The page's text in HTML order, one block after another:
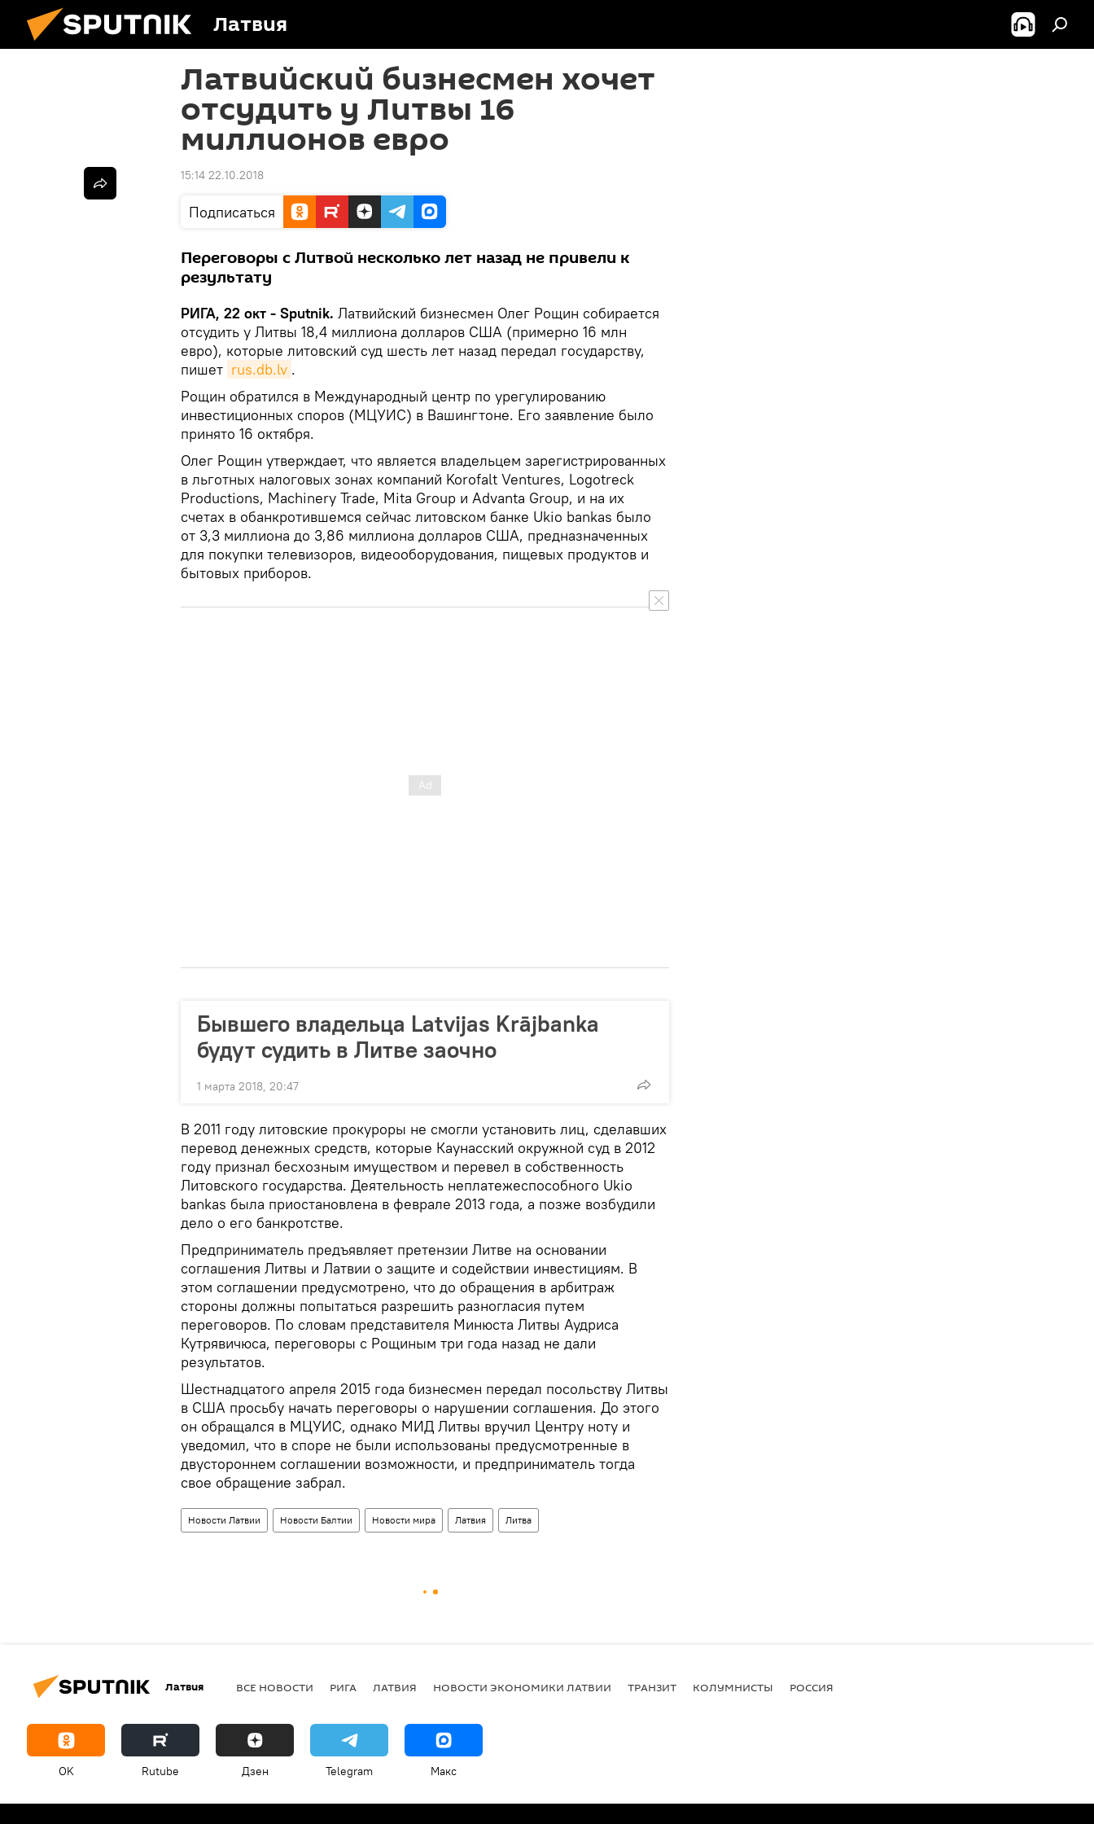
Латвия
Латвийский бизнесмен хочет
отсудить у Литвы 16
миллионов евро
15:14 22.10.2018
Подписаться
Переговоры с Литвой несколько лет назад не привели к
результату
РИГА, 22 окт - Sputnik. Латвийский бизнесмен Олег Рощин собирается
отсудить у Литвы 18,4 миллиона долларов США (примерно 16 млн
евро), которые литовский суд шесть лет назад передал государству,
пишет rus.db.lv .
Рощин обратился в Международный центр по урегулированию
инвестиционных споров (МЦУИС) в Вашингтоне. Его заявление было
принято 16 октября.
Олег Рощин утверждает, что является владельцем зарегистрированных
в льготных налоговых зонах компаний Korofalt Ventures, Logotreck
Productions, Machinery Trade, Mita Group и Advanta Group, и на их
счетах в обанкротившемся сейчас литовском банке Ukio bankas было
от 3,3 миллиона до 3,86 миллиона долларов США, предназначенных
для покупки телевизоров, видеооборудования, пищевых продуктов и
бытовых приборов.
Бывшего владельца Latvijas Krājbanka
будут судить в Литве заочно
1 марта 2018, 20:47
В 2011 году литовские прокуроры не смогли установить лиц, сделавших
перевод денежных средств, которые Каунасский окружной суд в 2012
году признал бесхозным имуществом и перевел в собственность
Литовского государства. Деятельность неплатежеспособного Ukio
bankas была приостановлена в феврале 2013 года, а позже возбудили
дело о его банкротстве.
Предприниматель предъявляет претензии Литве на основании
соглашения Литвы и Латвии о защите и содействии инвестициям. В
этом соглашении предусмотрено, что до обращения в арбитраж
стороны должны попытаться разрешить разногласия путем
переговоров. По словам представителя Минюста Литвы Аудриса
Кутрявичюса, переговоры с Рощиным три года назад не дали
результатов.
Шестнадцатого апреля 2015 года бизнесмен передал посольству Литвы
в США просьбу начать переговоры о нарушении соглашения. До этого
он обращался в МЦУИС, однако МИД Литвы вручил Центру ноту и
уведомил, что в споре не были использованы предусмотренные в
двустороннем соглашении возможности, и предприниматель тогда
свое обращение забрал.
Новости Латвии Новости Балтии Новости мира Латвия Литва
Латвия ВСЕ НОВОСТИ РИГА ЛАТВИЯ НОВОСТИ ЭКОНОМИКИ ЛАТВИИ ТРАНЗИТ КОЛУМНИСТЫ РОССИЯ
OK Rutube Дзен Telegram Макс